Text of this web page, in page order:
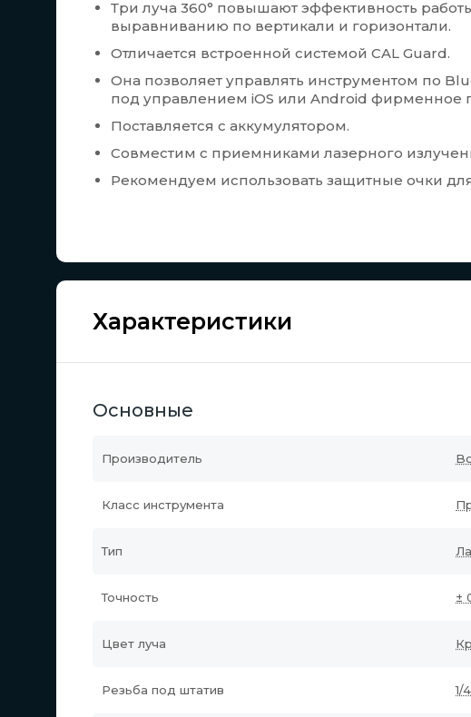
Три луча 360° повышают эффективность
выравниванию по вертикали и горизонтали.
Отличается встроенной системой CAL Guard.
Она позволяет управлять инструментом по
под управлением iOS или Android фирменное
Поставляется с аккумулятором.
Совместим с приемниками лазерного
Рекомендуем использовать защитные очки
Характеристики
Основные
Производитель
Класс инструмента
Тип
Точность ±
Цвет луча
Резьба под штатив 1/